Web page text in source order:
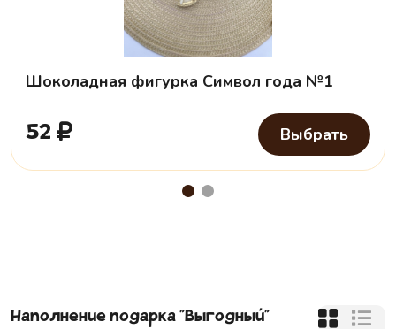
Шоколадная фигурка Символ года №1
52 Выбрать
Наполнение подарка "Выгодный"